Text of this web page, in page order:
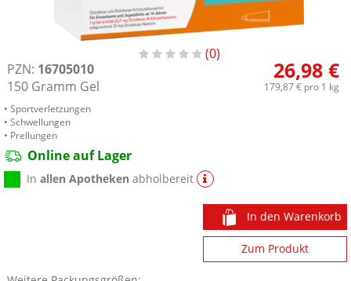
0
PZN: 16705010
150 Gramm Gel
26,98 €
179,87 €pro 1 kg
• Sportverletzungen
• Schwellungen
• Prellungen
Online auf Lager
Inallen Apotheken abholbereit
In den Warenkorb
Zum Produkt